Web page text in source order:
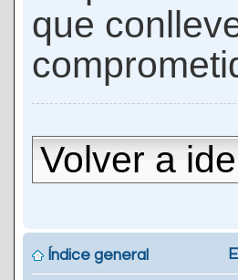
que
Volver a
Índice general